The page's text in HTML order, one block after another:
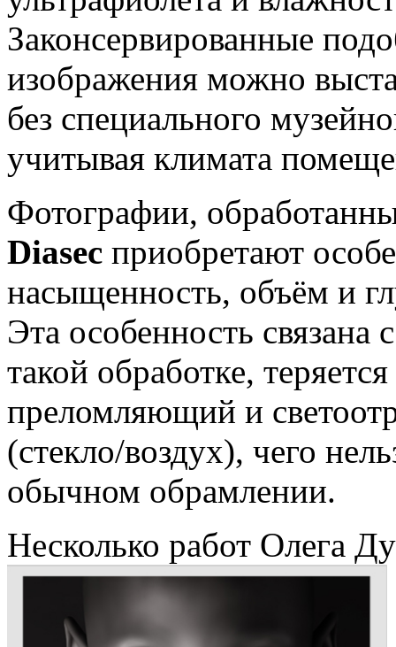
Законсервированные
изображения можно
без специального
учитывая климата
Фотографии,
Diasec приобретают
насыщенность, объём и
Эта особенность связана
такой обработке,
преломляющий и
(стекло/воздух), чего
обычном обрамлении.
Несколько работ Олега